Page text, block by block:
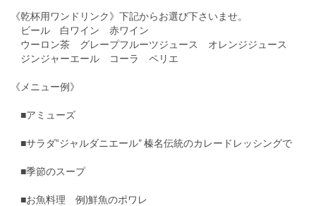
《乾杯用ワンドリンク》下記からお選び下さいませ。
ビール 白ワイン 赤ワイン
ウーロン茶 グレープフルーツジュース オレンジジュース
ジンジャーエール コーラ ペリエ
《メニュー例》
■アミューズ
■サラダ“ジャルダニエール” 榛名伝統のカレードレッシングで
■季節のスープ
■お魚料理 例)鮮魚のポワレ